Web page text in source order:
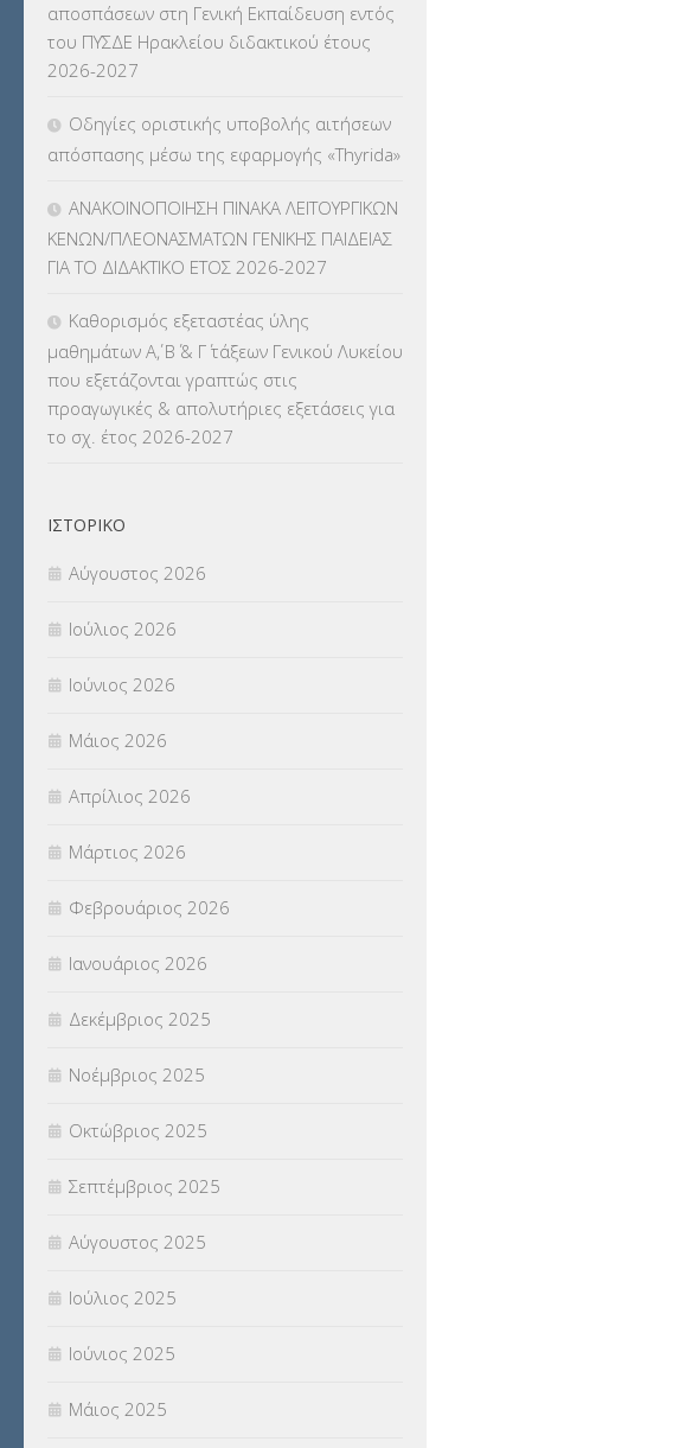
αποσπάσεων στη Γενική Εκπαίδευση εντός
του ΠΥΣΔΕ Ηρακλείου διδακτικού έτους
2026-2027
Οδηγίες οριστικής υποβολής αιτήσεων
απόσπασης μέσω της εφαρμογής «Thyrida»
ΑΝΑΚΟΙΝΟΠΟΙΗΣΗ ΠΙΝΑΚΑ ΛΕΙΤΟΥΡΓΙΚΩΝ
ΚΕΝΩΝ/ΠΛΕΟΝΑΣΜΑΤΩΝ ΓΕΝΙΚΗΣ ΠΑΙΔΕΙΑΣ
ΓΙΑ ΤΟ ΔΙΔΑΚΤΙΚΟ ΕΤΟΣ 2026-2027
Καθορισμός εξεταστέας ύλης
μαθημάτων Α΄, Β΄ & Γ΄ τάξεων Γενικού Λυκείου
που εξετάζονται γραπτώς στις
προαγωγικές & απολυτήριες εξετάσεις για
το σχ. έτος 2026-2027
ΙΣΤΟΡΙΚΌ
Αύγουστος 2026
Ιούλιος 2026
Ιούνιος 2026
Μάιος 2026
Απρίλιος 2026
Μάρτιος 2026
Φεβρουάριος 2026
Ιανουάριος 2026
Δεκέμβριος 2025
Νοέμβριος 2025
Οκτώβριος 2025
Σεπτέμβριος 2025
Αύγουστος 2025
Ιούλιος 2025
Ιούνιος 2025
Μάιος 2025